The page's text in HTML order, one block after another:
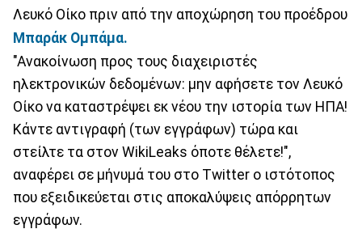
Λευκό Οίκο πριν από την αποχώρηση του προέδρου
Μπαράκ Ομπάμα.
"Ανακοίνωση προς τους διαχειριστές
ηλεκτρονικών δεδομένων: μην αφήσετε τον Λευκό
Οίκο να καταστρέψει εκ νέου την ιστορία των ΗΠΑ!
Κάντε αντιγραφή (των εγγράφων) τώρα και
στείλτε τα στον WikiLeaks όποτε θέλετε!",
αναφέρει σε μήνυμά του στο Twitter ο ιστότοπος
που εξειδικεύεται στις αποκαλύψεις απόρρητων
εγγράφων.